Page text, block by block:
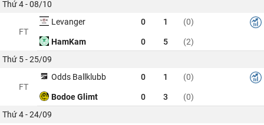
Thứ 4 - 08/10
FT
Levanger 0 1 (0)
HamKam 0 5
(2)
Thứ 5 - 25/09
FT
Odds Ballklubb 0 1 (0)
Bodoe Glimt 0 3
(0)
Thứ 4 - 24/09